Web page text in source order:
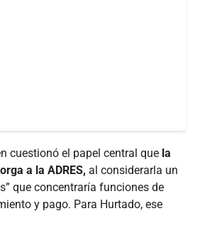
cuestionó el papel central que la
a la ADRES, al considerarla un
que concentraría funciones de
y pago. Para Hurtado, ese